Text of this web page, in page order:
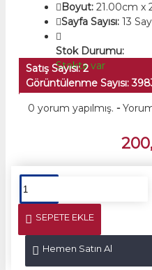
Boyut: 21.00cm x
Sayfa Sayısı: 13
Stok Durumu:
Stokta var
Satış Sayısı: 2
Görüntülenme Sayısı:
0 yorum yapılmış. -
SEPETE EKLE
Hemen Satın Al